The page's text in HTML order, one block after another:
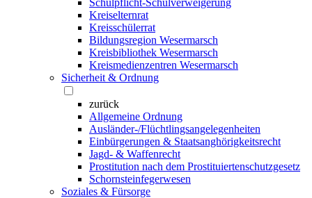
Schulpflicht-Schulverweigerung
Kreiselternrat
Kreisschülerrat
Bildungsregion Wesermarsch
Kreisbibliothek Wesermarsch
Kreismedienzentren Wesermarsch
Sicherheit & Ordnung
zurück
Allgemeine Ordnung
Ausländer-/Flüchtlingsangelegenheiten
Einbürgerungen & Staatsanghörigkeitsrecht
Jagd- & Waffenrecht
Prostitution nach dem Prostituiertenschutzgesetz
Schornsteinfegerwesen
Soziales & Fürsorge